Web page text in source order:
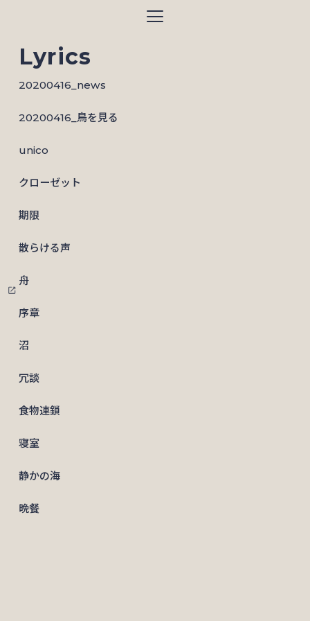
サイトのメニュー
open_in_new
Lyrics
20200416_news
20200416_鳥を見る
unico
クローゼット
期限
散らける声
舟
序章
沼
冗談
食物連鎖
寝室
静かの海
晩餐